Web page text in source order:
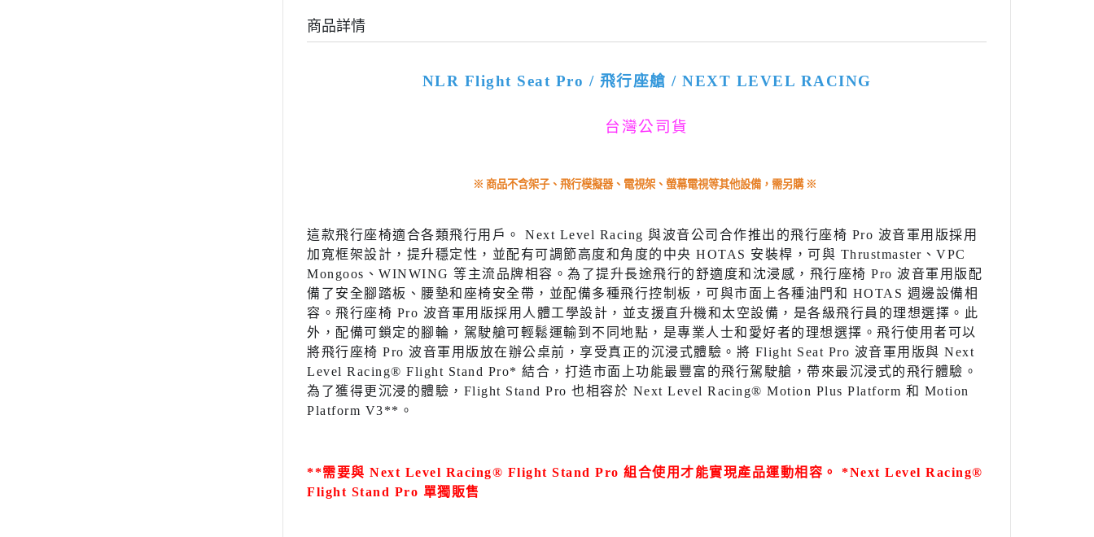
商品詳情
NLR Flight Seat Pro / 飛行座艙 / NEXT LEVEL RACING
台灣公司貨
※ 商品不含架子、飛行模擬器、電視架、螢幕電視等其他設備，需另購 ※
這款飛行座椅適合各類飛行用戶。 Next Level Racing 與波音公司合作推出的飛行座椅 Pro 波音軍用版採用
加寬框架設計，提升穩定性，並配有可調節高度和角度的中央 HOTAS 安裝桿，可與 Thrustmaster、VPC
Mongoos、WINWING 等主流品牌相容。為了提升長途飛行的舒適度和沈浸感，飛行座椅 Pro 波音軍用版配
備了安全腳踏板、腰墊和座椅安全帶，並配備多種飛行控制板，可與市面上各種油門和 HOTAS 週邊設備相
容。飛行座椅 Pro 波音軍用版採用人體工學設計，並支援直升機和太空設備，是各級飛行員的理想選擇。此
外，配備可鎖定的腳輪，駕駛艙可輕鬆運輸到不同地點，是專業人士和愛好者的理想選擇。飛行使用者可以
將飛行座椅 Pro 波音軍用版放在辦公桌前，享受真正的沉浸式體驗。將 Flight Seat Pro 波音軍用版與 Next
Level Racing® Flight Stand Pro* 結合，打造市面上功能最豐富的飛行駕駛艙，帶來最沉浸式的飛行體驗。
為了獲得更沉浸的體驗，Flight Stand Pro 也相容於 Next Level Racing® Motion Plus Platform 和 Motion
Platform V3**。
**需要與 Next Level Racing® Flight Stand Pro 組合使用才能實現產品運動相容。 *Next Level Racing®
Flight Stand Pro 單獨販售